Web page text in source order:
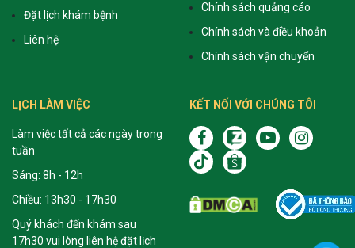
Đặt lịch khám bệnh
Liên hệ
Chính sách quảng cáo
Chính sách và điều khoản
Chính sách vận chuyển
LỊCH LÀM VIỆC
Làm việc tất cả các ngày trong
tuần
Sáng: 8h - 12h
Chiều: 13h30 - 17h30
Quý khách đến khám sau
17h30 vui lòng liên hệ đặt lịch
KẾT NỐI VỚI CHÚNG TÔI